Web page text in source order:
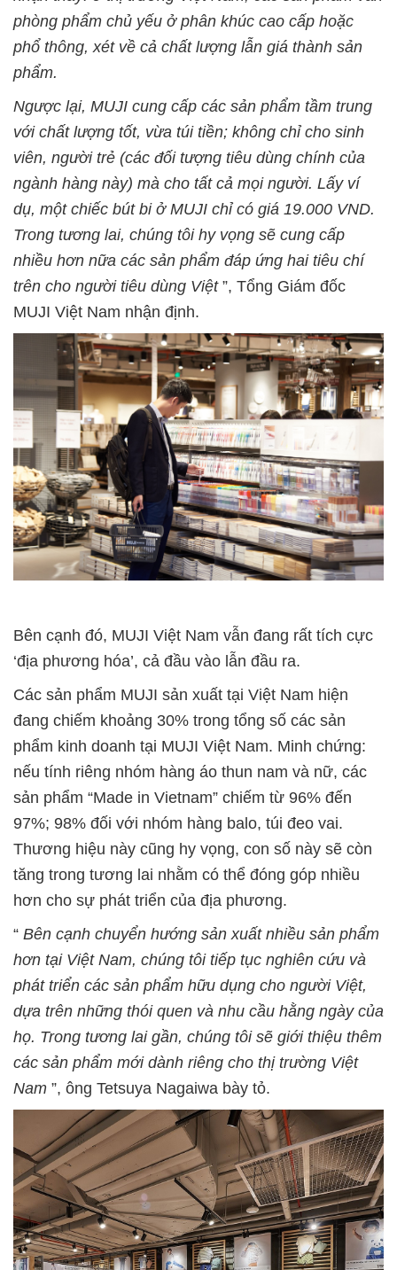
phòng phẩm chủ yếu ở phân khúc cao cấp hoặc
phổ thông, xét về cả chất lượng lẫn giá thành sản
phẩm.
Ngược lại, MUJI cung cấp các sản phẩm tầm trung
với chất lượng tốt, vừa túi tiền; không chỉ cho sinh
viên, người trẻ (các đối tượng tiêu dùng chính của
ngành hàng này) mà cho tất cả mọi người. Lấy ví
dụ, một chiếc bút bi ở MUJI chỉ có giá 19.000 VND.
Trong tương lai, chúng tôi hy vọng sẽ cung cấp
nhiều hơn nữa các sản phẩm đáp ứng hai tiêu chí
trên cho người tiêu dùng Việt ”, Tổng Giám đốc
MUJI Việt Nam nhận định.
Bên cạnh đó, MUJI Việt Nam vẫn đang rất tích cực
‘địa phương hóa’, cả đầu vào lẫn đầu ra.
Các sản phẩm MUJI sản xuất tại Việt Nam hiện
đang chiếm khoảng 30% trong tổng số các sản
phẩm kinh doanh tại MUJI Việt Nam. Minh chứng:
nếu tính riêng nhóm hàng áo thun nam và nữ, các
sản phẩm “Made in Vietnam” chiếm từ 96% đến
97%; 98% đối với nhóm hàng balo, túi đeo vai.
Thương hiệu này cũng hy vọng, con số này sẽ còn
tăng trong tương lai nhằm có thể đóng góp nhiều
hơn cho sự phát triển của địa phương.
“ Bên cạnh chuyển hướng sản xuất nhiều sản phẩm
hơn tại Việt Nam, chúng tôi tiếp tục nghiên cứu và
phát triển các sản phẩm hữu dụng cho người Việt,
dựa trên những thói quen và nhu cầu hằng ngày của
họ. Trong tương lai gần, chúng tôi sẽ giới thiệu thêm
các sản phẩm mới dành riêng cho thị trường Việt
Nam ”, ông Tetsuya Nagaiwa bày tỏ.